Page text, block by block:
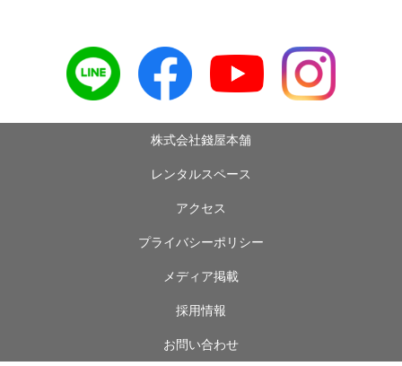
株式会社錢屋本舗
レンタルスペース
アクセス
プライバシーポリシー
メディア掲載
採用情報
お問い合わせ